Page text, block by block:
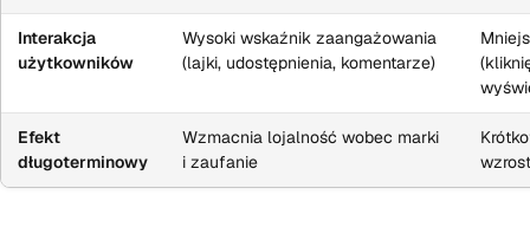
Interakcja
użytkowników
Wysoki wskaźnik zaangażowania
(lajki, udostępnienia, komentarze)
Efekt
długoterminowy
Wzmacnia lojalność wobec marki
i zaufanie